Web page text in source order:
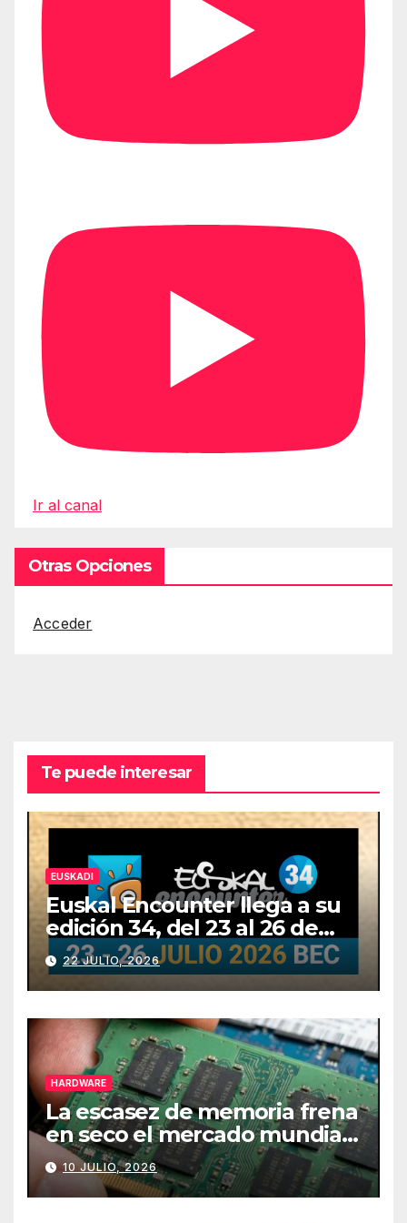
Ir al canal
Otras Opciones
Acceder
Te puede interesar
EUSKADI
Euskal Encounter llega a su
edición 34, del 23 al 26 de
julio
22 JULIO, 2026
HARDWARE
La escasez de memoria frena
en seco el mercado mundial
de PCs
10 JULIO, 2026